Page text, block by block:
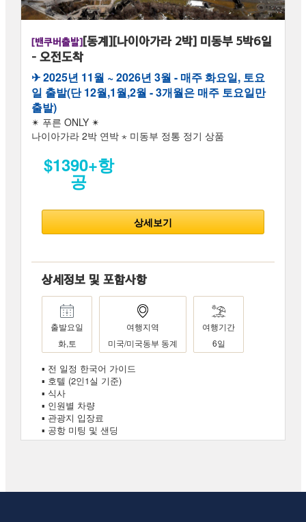
[밴쿠버출발][동계][나이아가라 2박] 미동부 5박6일
- 오전도착
✈︎ 2025년 11월 ~ 2026년 3월 - 매주 화요일, 토요
일 출발(단 12월,1월,2월 - 3개월은 매주 토요일만
출발)
✴ 푸른 ONLY ✴
나이아가라 2박 연박 ⋆ 미동부 정통 정기 상품
$1390+항
공
상세보기
상세정보 및 포함사항
출발요일
화,토
여행지역
미국/미국동부 동계
여행기간
6일
▪ 전 일정 한국어 가이드
▪ 호텔 (2인1실 기준)
▪ 식사
▪ 인원별 차량
▪ 관광지 입장료
▪ 공항 미팅 및 샌딩